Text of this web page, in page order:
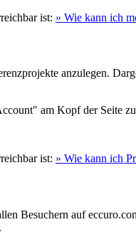
ist: » Wie kann ich
anzulegen.
am Kopf der Seite
ist: » Wie kann ich
Besuchern auf